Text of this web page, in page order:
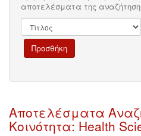
αποτελέσματα της
Αποτελέσματα
Κοινότητα: Health